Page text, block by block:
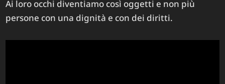
Ai loro occhi diventiamo così oggetti e non più
persone con una dignità e con dei diritti.